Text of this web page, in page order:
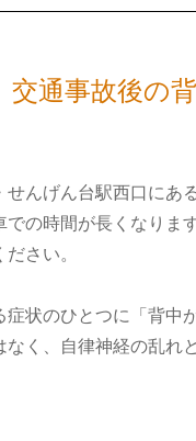
交通事故後の
んげん台駅西口にあ
での時間が長くなりま
さい。
状のひとつに「背中
く、自律神経の乱れ